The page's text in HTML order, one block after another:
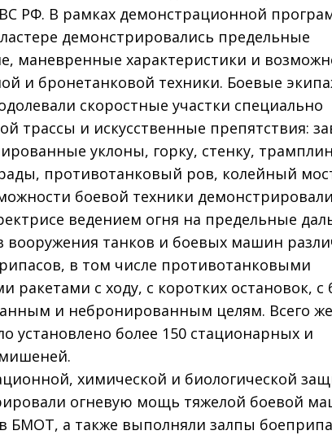
РФ. В рамках демонстрационной
демонстрировались предельные
маневренные характеристики и
и бронетанковой техники. Боевые
скоростные участки специально
трассы и искусственные препятствия:
уклоны, горку, стенку,
противотанковый ров, колейный
боевой техники
ведением огня на предельные
вооружения танков и боевых машин
в том числе противотанковыми
ракетами с ходу, с коротких остановок, с
и небронированным целям. Всего
установлено более 150 стационарных и
химической и биологической
огневую мощь тяжелой боевой
БМО­Т, а также выполняли залпы